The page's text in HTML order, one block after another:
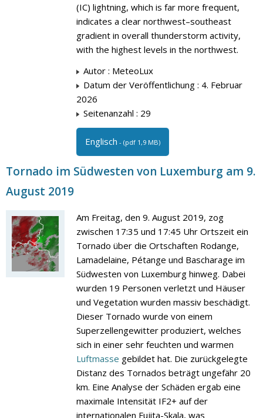
(IC) lightning, which is far more frequent,
indicates a clear northwest–southeast
gradient in overall thunderstorm activity,
with the highest levels in the northwest.
Autor : MeteoLux
Datum der Veröffentlichung : 4. Februar
2026
Seitenanzahl : 29
Englisch - (pdf 1,9 MB)
Tornado im Südwesten von Luxemburg am 9.
August 2019
Am Freitag, den 9. August 2019, zog
zwischen 17:35 und 17:45 Uhr Ortszeit ein
Tornado über die Ortschaften Rodange,
Lamadelaine, Pétange und Bascharage im
Südwesten von Luxemburg hinweg. Dabei
wurden 19 Personen verletzt und Häuser
und Vegetation wurden massiv beschädigt.
Dieser Tornado wurde von einem
Superzellengewitter produziert, welches
sich in einer sehr feuchten und warmen
Luftmasse gebildet hat. Die zurückgelegte
Distanz des Tornados beträgt ungefähr 20
km. Eine Analyse der Schäden ergab eine
maximale Intensität IF2+ auf der
internationalen Fujita-Skala, was